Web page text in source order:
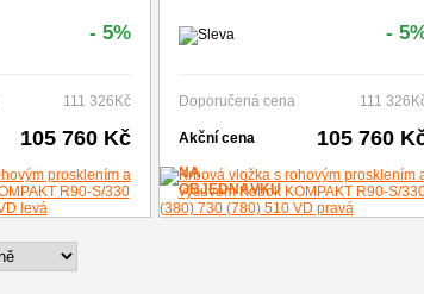
111 326Kč
105 760 Kč
- 5%
Doporučená cena 111
Akční cena 105 760
-
NA
OBJEDNÁVKU